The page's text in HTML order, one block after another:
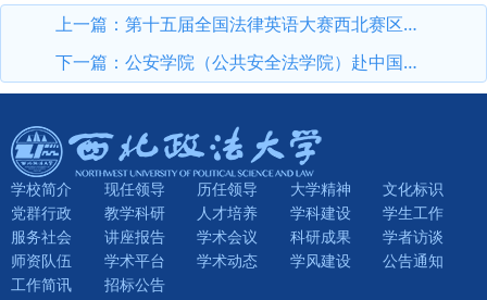
上一篇： 第十五届全国法律英语大赛西北赛区复赛在我校举办
下一篇： 公安学院（公共安全法学院）赴中国政法大学证据科学研究院调研交流
学校简介 现任领导 历任领导 大学精神
文化标识
党群行政
教学科研 人才培养 学科建设
学生工作
服务社会
讲座报告 学术会议 科研成果
学者访谈
师资队伍
学术平台 学术动态 学风建设
公告通知
工作简讯
招标公告